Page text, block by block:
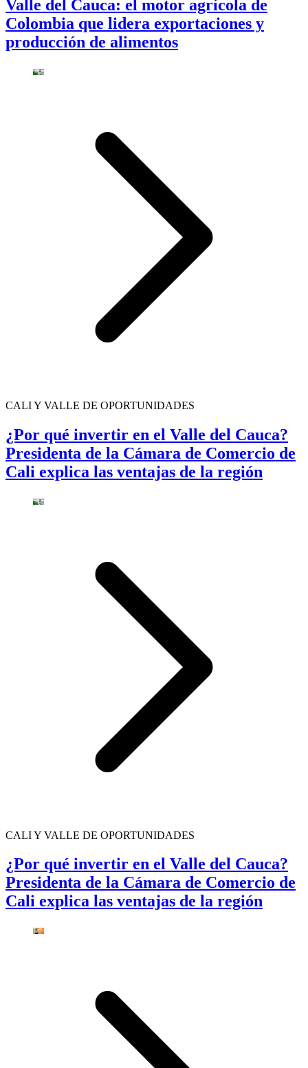
Valle del Cauca: el motor agrícola de
Colombia que lidera exportaciones y
producción de alimentos
CALI Y VALLE DE OPORTUNIDADES
¿Por qué invertir en el Valle del Cauca?
Presidenta de la Cámara de Comercio de
Cali explica las ventajas de la región
CALI Y VALLE DE OPORTUNIDADES
¿Por qué invertir en el Valle del Cauca?
Presidenta de la Cámara de Comercio de
Cali explica las ventajas de la región